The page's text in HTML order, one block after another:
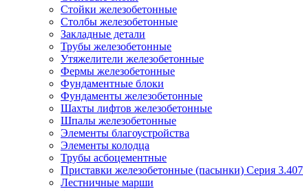
Стойки железобетонные
Столбы железобетонные
Закладные детали
Трубы железобетонные
Утяжелители железобетонные
Фермы железобетонные
Фундаментные блоки
Фундаменты железобетонные
Шахты лифтов железобетонные
Шпалы железобетонные
Элементы благоустройства
Элементы колодца
Трубы асбоцементные
Приставки железобетонные (пасынки) Серия
Лестничные марши